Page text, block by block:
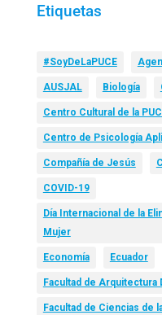
Etiquetas
#SoyDeLaPUCE
AUSJAL Biología
Centro Cultural de la
Centro de Psicología
Compañía de Jesús
COVID-19
Día Internacional de la
Mujer
Economía Ecuador
Facultad de Arquitectura
Facultad de Ciencias de